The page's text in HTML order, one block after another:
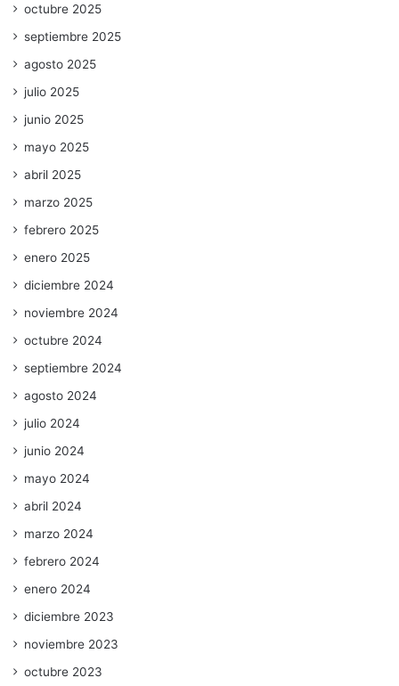
octubre 2025
septiembre 2025
agosto 2025
julio 2025
junio 2025
mayo 2025
abril 2025
marzo 2025
febrero 2025
enero 2025
diciembre 2024
noviembre 2024
octubre 2024
septiembre 2024
agosto 2024
julio 2024
junio 2024
mayo 2024
abril 2024
marzo 2024
febrero 2024
enero 2024
diciembre 2023
noviembre 2023
octubre 2023